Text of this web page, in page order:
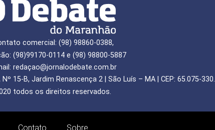
comercial: (98) 98860-0388,
(98)99170-0114 e (98) 98800-5887
redaçao@jornalodebate.com.br
15-B, Jardim Renascença 2 | São Luís – MA | CEP: 65.075-330.
todos os direitos reservados.
Contato Sobre